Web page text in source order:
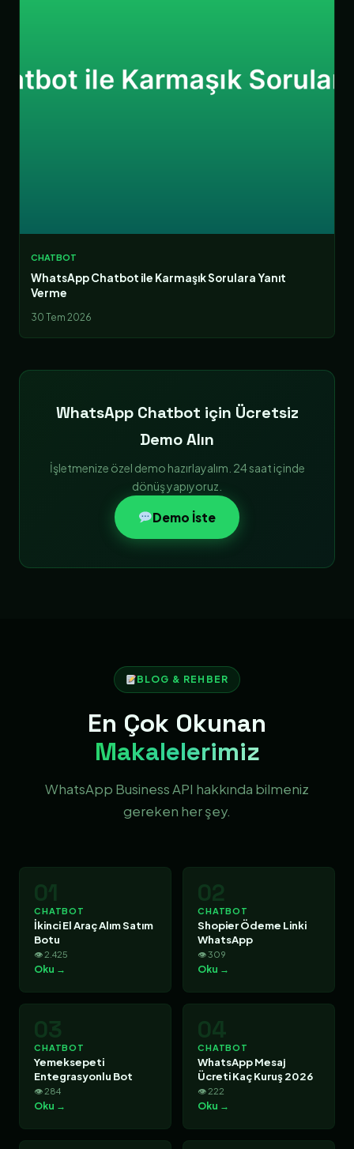
CHATBOT
WhatsApp Chatbot ile Karmaşık Sorulara Yanıt
Verme
30 Tem 2026
WhatsApp Chatbot için Ücretsiz
Demo Alın
İşletmenize özel demo hazırlayalım. 24 saat içinde
dönüş yapıyoruz.
Demo İste
BLOG & REHBER
En Çok Okunan
Makalelerimiz
WhatsApp Business API hakkında bilmeniz
gereken her şey.
01
CHATBOT
İkinci El Araç Alım Satım
Botu
👁 2.425
Oku →
02
CHATBOT
Shopier Ödeme Linki
WhatsApp
👁 309
Oku →
03
CHATBOT
Yemeksepeti
Entegrasyonlu Bot
👁 284
Oku →
04
CHATBOT
WhatsApp Mesaj
Ücreti Kaç Kuruş 2026
👁 222
Oku →